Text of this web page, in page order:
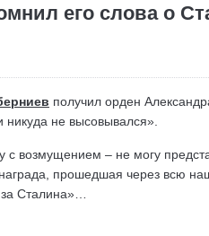
его слова о
получил орден
никуда не высовывался».
– не могу
прошедшая через всю
Сталина»…